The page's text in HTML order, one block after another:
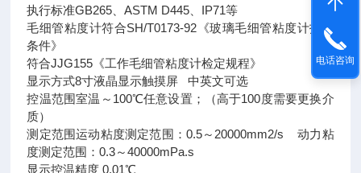
执行标准GB265、ASTM D445、IP71等
毛细管粘度计符合SH/T0173-92《玻璃毛细管粘度计技术
条件》
符合JJG155《工作毛细管粘度计检定规程》
显示方式8寸液晶显示触摸屏 中英文可选
控温范围室温～100℃任意设置；（高于100度需要更换介
质）
测定范围运动粘度测定范围：0.5～20000mm2/s 动力粘
度测定范围：0.3～40000mPa.s
显示控温精度 0.01℃
电话咨询